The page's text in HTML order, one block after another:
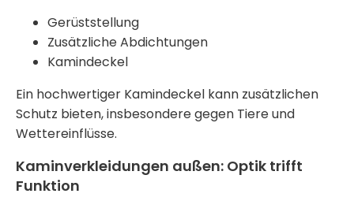
Gerüststellung
Zusätzliche Abdichtungen
Kamindeckel
Ein hochwertiger Kamindeckel kann zusätzlichen
Schutz bieten, insbesondere gegen Tiere und
Wettereinflüsse.
Kaminverkleidungen außen: Optik trifft
Funktion